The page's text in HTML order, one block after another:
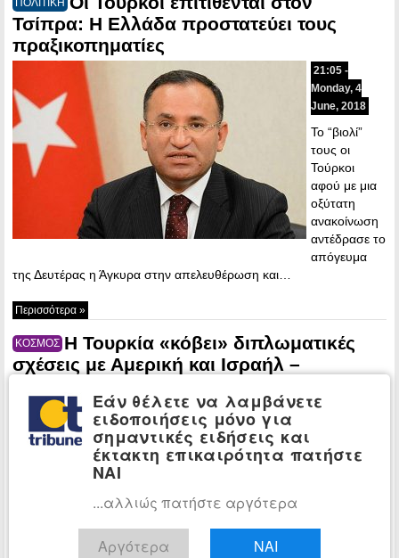
Τσίπρα: Η Ελλάδα προστατεύει τους
πραξικοπηματίες
21:05 -
Monday, 4
June, 2018
Το “βιολί”
τους οι
Τούρκοι
αφού με μια
οξύτατη
ανακοίνωση
αντέδρασε το
απόγευμα
της Δευτέρας η Άγκυρα στην απελευθέρωση και…
Περισσότερα »
ΚΟΣΜΟΣ Η Τουρκία «κόβει» διπλωματικές
σχέσεις με Αμερική και Ισραήλ –
23:35 -
May, 2018
Ανατολή,
Εάν θέλετε να λαμβάνετε
ειδοποιήσεις μόνο για
σημαντικές ειδήσεις και
έκτακτη επικαιρότητα πατήστε
ΝΑΙ
...αλλιώς πατήστε αργότερα
Αργότερα ΝΑΙ